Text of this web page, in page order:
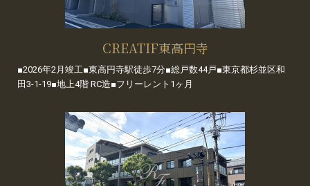
CREATIF東高円寺
■2026年2月竣工■東高円寺駅徒歩7分■総戸数44戸■東京都杉並区和
田3-1-19■地上4階 RC造■フリーレント1ヶ月